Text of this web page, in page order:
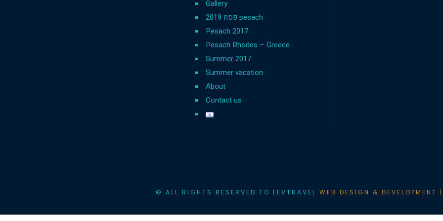
Gallery
פסח 2019 pesach
Pesach 2017
Pesach Rhodes – Greece
Summer 2017
Summer vacation
About
Contact us
© ALL RIGHTS RESERVED TO LEVTRAVEL WEB DESIGN &